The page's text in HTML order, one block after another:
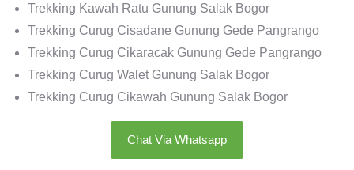
Trekking Kawah Ratu Gunung Salak Bogor
Trekking Curug Cisadane Gunung Gede Pangrango
Trekking Curug Cikaracak Gunung Gede Pangrango
Trekking Curug Walet Gunung Salak Bogor
Trekking Curug Cikawah Gunung Salak Bogor
Chat Via Whatsapp